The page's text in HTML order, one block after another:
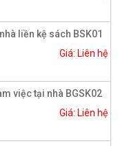
liền kệ sách BSK01
Giá: Liên hệ
việc tại nhà BGSK02
Giá: Liên hệ